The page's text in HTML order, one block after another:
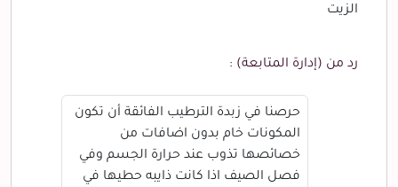
الزيت
رد من (إدارة المتابعة) :
حرصنا في زبدة الترطيب الفائقة أن تكون
المكونات خام بدون اضافات من
خصائصها تذوب عند حرارة الجسم وفي
فصل الصيف اذا كانت ذايبه حطيها في